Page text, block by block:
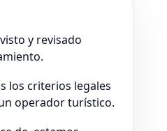
y revisado
los criterios legales
operador turístico.